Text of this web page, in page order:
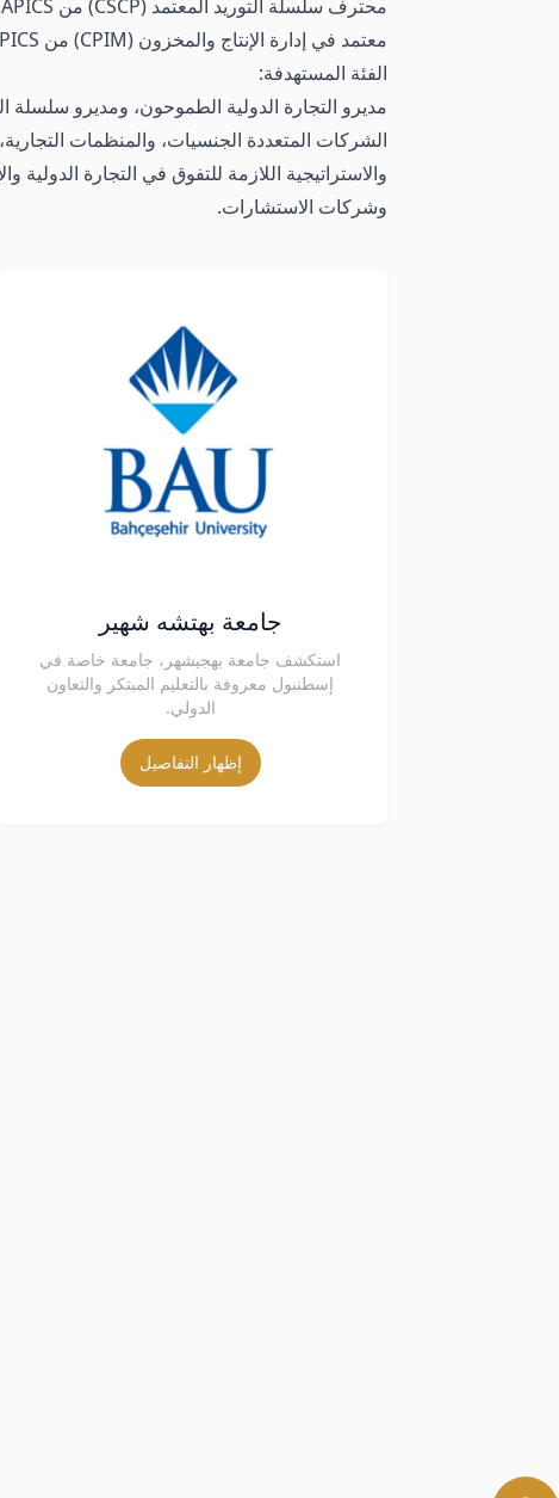
محترف سلسلة التوريد المعتمد (CSCP) من APICS
معتمد في إدارة الإنتاج والمخزون (CPIM) من APICS
الفئة المستهدفة:
مديرو التجارة الدولية الطموحون، ومديرو سلسلة
الشركات المتعددة الجنسيات، والمنظمات
والاستراتيجية اللازمة للتفوق في التجارة
وشركات الاستشارات.
جامعة بهتشه شهير
استكشف جامعة بهجيشهر، جامعة خاصة في
إسطنبول معروفة بالتعليم المبتكر والتعاون
الدولي.
إظهار التفاصيل